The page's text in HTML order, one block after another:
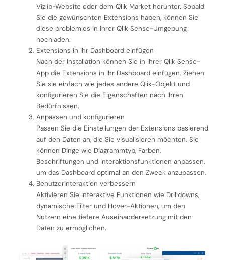
Vizlib-Website oder dem Qlik Market herunter. Sobald
Sie die gewünschten Extensions haben, können Sie
diese problemlos in Ihrer Qlik Sense-Umgebung
hochladen.
Extensions in Ihr Dashboard einfügen
Nach der Installation können Sie in Ihrer Qlik Sense-
App die Extensions in Ihr Dashboard einfügen. Ziehen
Sie sie einfach wie jedes andere Qlik-Objekt und
konfigurieren Sie die Eigenschaften nach Ihren
Bedürfnissen.
Anpassen und konfigurieren
Passen Sie die Einstellungen der Extensions basierend
auf den Daten an, die Sie visualisieren möchten. Sie
können Dinge wie Diagrammtyp, Farben,
Beschriftungen und Interaktionsfunktionen anpassen,
um das Dashboard optimal an den Zweck anzupassen.
Benutzerinteraktion verbessern
Aktivieren Sie interaktive Funktionen wie Drilldowns,
dynamische Filter und Hover-Aktionen, um den
Nutzern eine tiefere Auseinandersetzung mit den
Daten zu ermöglichen.